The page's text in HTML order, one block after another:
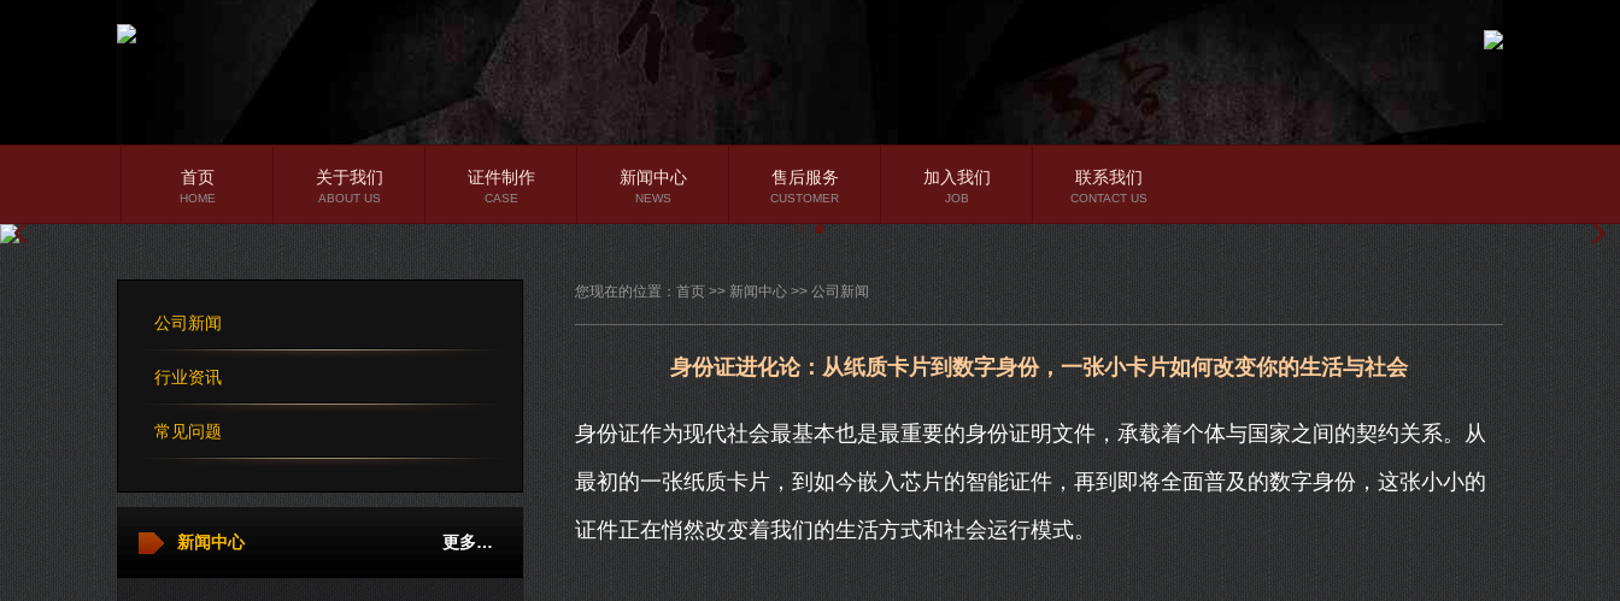
行业资讯
常见问题
首页
HOME
关于我们
ABOUT US
证件制作
CASE
新闻中心
NEWS
售后服务
CUSTOMER
加入我们
JOB
联系我们
CONTACT US
公司新闻
行业资讯
常见问题
更多…
新闻中心
您现在的位置： 首页 >> 新闻中心 >> 公司新闻
身份证进化论：从纸质卡片到数字身份，一张小卡片如何改变你的生活与社会
身份证作为现代社会最基本也是最重要的身份证明文件，承载着个体与国家之间的契约关系。从
最初的一张纸质卡片，到如今嵌入芯片的智能证件，再到即将全面普及的数字身份，这张小小的
证件正在悄然改变着我们的生活方式和社会运行模式。